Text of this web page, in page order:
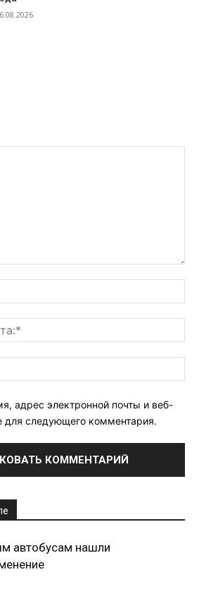
адрес электронной почты и веб-
для следующего комментария.
автобусам нашли